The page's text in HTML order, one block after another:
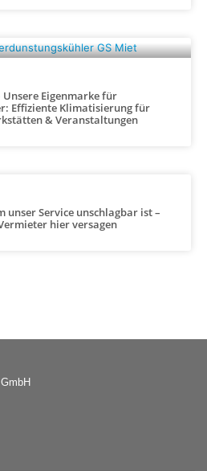
Unsere Eigenmarke für
Effiziente Klimatisierung für
& Veranstaltungen
unser Service unschlagbar ist –
hier versagen